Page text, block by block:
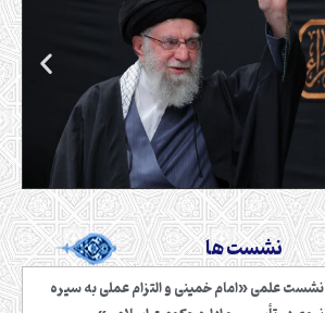
نشست ها
نشست علمی «امام خمینی و التزام عملی به سیره